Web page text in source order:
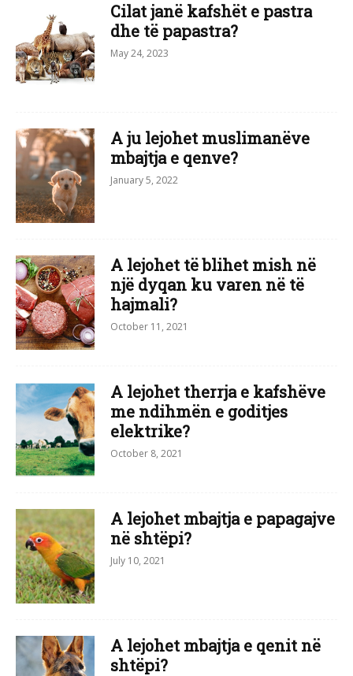
Cilat janë kafshët e pastra
dhe të papastra?
May 24, 2023
A ju lejohet muslimanëve
mbajtja e qenve?
January 5, 2022
A lejohet të blihet mish në
një dyqan ku varen në të
hajmali?
October 11, 2021
A lejohet therrja e kafshëve
me ndihmën e goditjes
elektrike?
October 8, 2021
A lejohet mbajtja e papagajve
në shtëpi?
July 10, 2021
A lejohet mbajtja e qenit në
shtëpi?